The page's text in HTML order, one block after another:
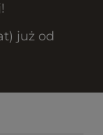
już od